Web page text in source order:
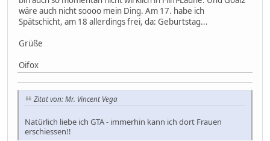
wäre auch nicht soooo mein Ding. Am 17. habe ich
Spätschicht, am 18 allerdings frei, da: Geburtstag...
Grüße
Oifox
Zitat von: Mr. Vincent Vega
Natürlich liebe ich GTA - immerhin kann ich dort Frauen
erschiessen!!